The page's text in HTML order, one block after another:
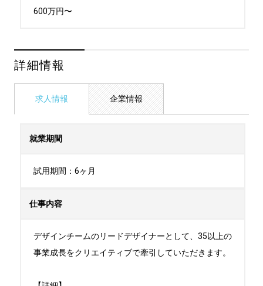
600万円〜
詳細情報
求人情報 企業情報
就業期間
試用期間：6ヶ月
仕事内容
デザインチームのリードデザイナーとして、35以上の
事業成長をクリエイティブで牽引していただきます。